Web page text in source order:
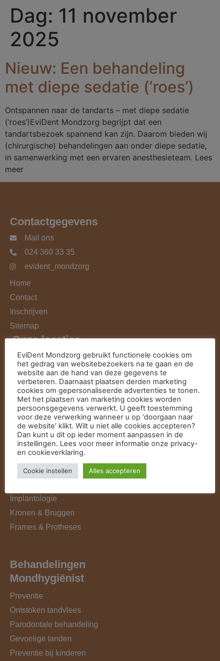
Dag: 11 november
2025
Nieuw: Een behandeling
met diepe sedatie (‘roes’)
Ontspannen naar de tandarts – met diepe sedatie
(‘roes’)EviDent Mondzorg begrijpt dat een
tandartsbezoek spannend kan zijn. Daarom bieden wij
(chirurgische) behandelingen aan onder diepe sedatie,
in samenwerking met een ervaren anesthesieteam. Lees
meer
Contactgegevens
Mail ons
024 360 33 35
evident_mondzorg
Home
Contact
Inschrijven
Sitemap
Onze locaties
Nijmegen
Wijchen
Veghel
Behandelingen
Tandarts
Algemene tandheelkunde
Esthetische tandheelkunde
Implantologie
Kronen & Bruggen
Frames & Protheses
Behandelingen
Mondhygiënist
Preventie
Ontstoken tandvlees
Parodontale behandeling
Gevoelige tanden
Preventie bij kinderen
EviDent Mondzorg gebruikt functionele cookies om
het gedrag van websitebezoekers na te gaan en de
website aan de hand van deze gegevens te
verbeteren. Daarnaast plaatsen derden marketing
cookies om gepersonaliseerde advertenties te tonen.
Met het plaatsen van marketing cookies worden
persoonsgegevens verwerkt. U geeft toestemming
voor deze verwerking wanneer u op ‘doorgaan naar
de website’ klikt. Wilt u niet alle cookies accepteren?
Dan kunt u dit op ieder moment aanpassen in de
instellingen. Lees voor meer informatie onze privacy-
en cookieverklaring.
Cookie instellen Alles accepteren